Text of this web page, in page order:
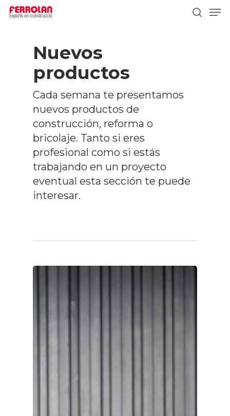
Skip
Nuevos
productos
Cada semana te presentamos
nuevos productos de
construcción, reforma o
bricolaje. Tanto si eres
profesional como si estás
trabajando en un proyecto
eventual esta sección te puede
interesar.